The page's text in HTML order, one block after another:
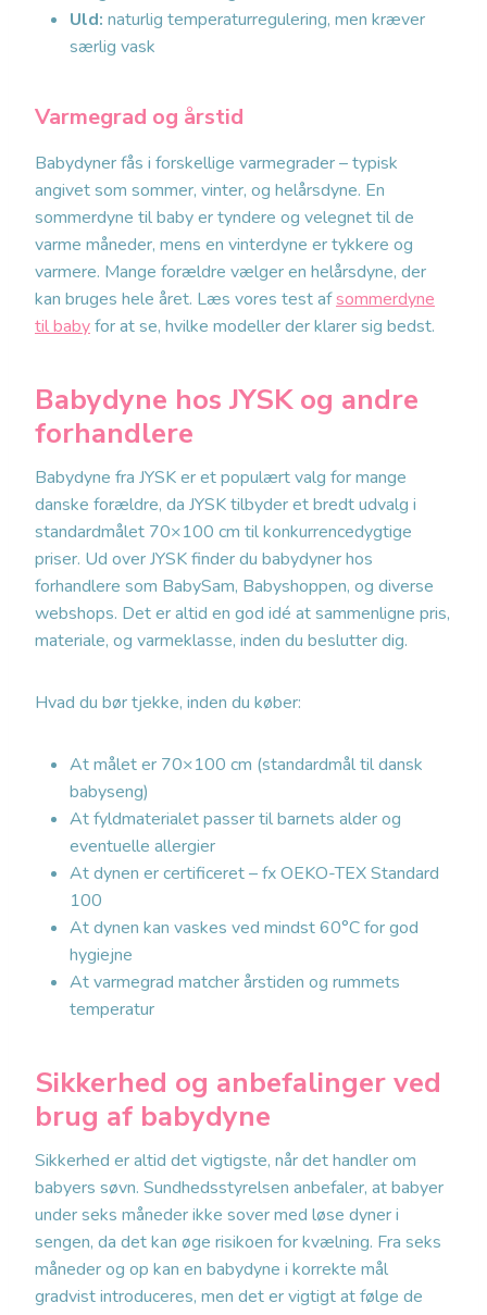
Uld: naturlig temperaturregulering, men kræver
særlig vask
Varmegrad og årstid
Babydyner fås i forskellige varmegrader – typisk
angivet som sommer, vinter, og helårsdyne. En
sommerdyne til baby er tyndere og velegnet til de
varme måneder, mens en vinterdyne er tykkere og
varmere. Mange forældre vælger en helårsdyne, der
kan bruges hele året. Læs vores test afsommerdyne
til babyfor at se, hvilke modeller der klarer sig bedst.
Babydyne hos JYSK og andre
forhandlere
Babydyne fra JYSK er et populært valg for mange
danske forældre, da JYSK tilbyder et bredt udvalg i
standardmålet 70×100 cm til konkurrencedygtige
priser. Ud over JYSK finder du babydyner hos
forhandlere som BabySam, Babyshoppen, og diverse
webshops. Det er altid en god idé at sammenligne pris,
materiale, og varmeklasse, inden du beslutter dig.
Hvad du bør tjekke, inden du køber:
At målet er 70×100 cm (standardmål til dansk
babyseng)
At fyldmaterialet passer til barnets alder og
eventuelle allergier
At dynen er certificeret – fx OEKO-TEX Standard
100
At dynen kan vaskes ved mindst 60°C for god
hygiejne
At varmegrad matcher årstiden og rummets
temperatur
Sikkerhed og anbefalinger ved
brug af babydyne
Sikkerhed er altid det vigtigste, når det handler om
babyers søvn. Sundhedsstyrelsen anbefaler, at babyer
under seks måneder ikke sover med løse dyner i
sengen, da det kan øge risikoen for kvælning. Fra seks
måneder og op kan en babydyne i korrekte mål
gradvist introduceres, men det er vigtigt at følge de